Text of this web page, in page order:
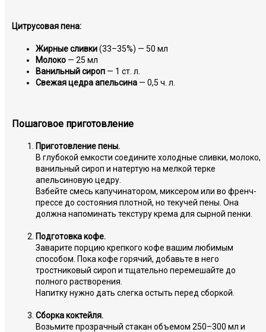
Цитрусовая пена:
Жирные сливки(33–35%) — 50 мл
Молоко — 25 мл
Ванильный сироп — 1 ст. л.
Свежая цедра апельсина — 0,5 ч. л.
Пошаговое приготовление
Приготовление пены.
В глубокой емкости соедините холодные сливки, молоко,
ванильный сироп и натертую на мелкой терке
апельсиновую цедру.
Взбейте смесь капучинатором, миксером или во френч-
прессе до состояния плотной, но текучей пены. Она
должна напоминать текстуру крема для сырной пенки.
Подготовка кофе.
Заварите порцию крепкого кофе вашим любимым
способом. Пока кофе горячий, добавьте в него
тростниковый сироп и тщательно перемешайте до
полного растворения.
Напитку нужно дать слегка остыть перед сборкой.
Сборка коктейля.
Возьмите прозрачный стакан объемом 250–300 мл и